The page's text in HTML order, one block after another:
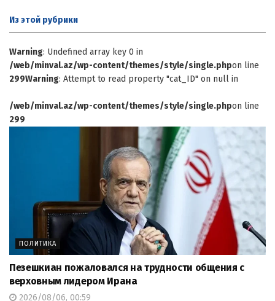
Из этой рубрики
Warning: Undefined array key 0 in
/web/minval.az/wp-content/themes/style/single.phpon line
299Warning: Attempt to read property "cat_ID" on null in
/web/minval.az/wp-content/themes/style/single.phpon line
299
ПОЛИТИКА
Пезешкиан пожаловался на трудности общения с
верховным лидером Ирана
2026/08/06, 00:59